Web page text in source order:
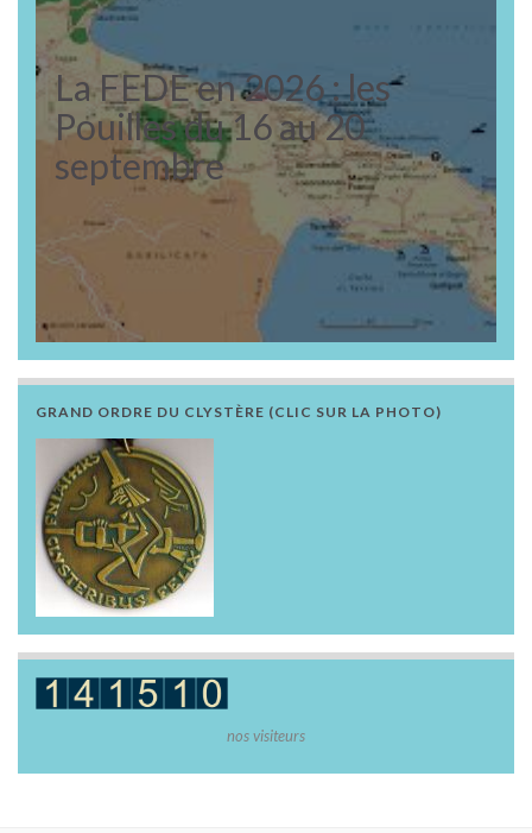
La FEDE en 2026 : les
Pouilles du 16 au 20
septembre
GRAND ORDRE DU CLYSTÈRE (CLIC SUR LA PHOTO)
nos visiteurs